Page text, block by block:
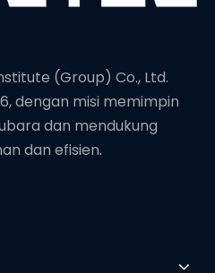
(Group) Co., Ltd.
dengan misi memimpin
dan mendukung
dan efisien.